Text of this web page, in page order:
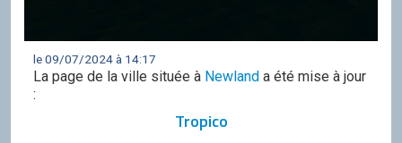
le 09/07/2024 à 14:17
La page de la ville située à Newland a été mise à jour
:
Tropico